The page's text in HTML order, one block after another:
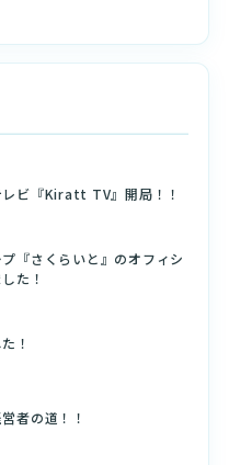
ビ『Kiratt TV』開局！！
『さくらいと』のオフィシ
た！
！
者の道！！